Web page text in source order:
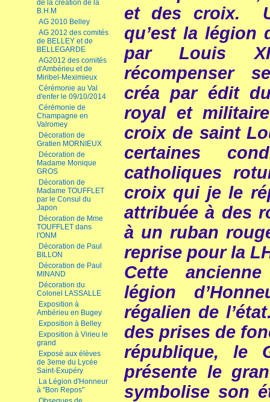
de la création de la
B.H.M
AG 2010 Belley
AG 2012 des comités
de BELLEY et de
BELLEGARDE
AG2012 des comités
d'Ambérieu et de
Miribel-Meximieux
Cérémonie au Val
d'enfer le 09/10/2014
Cérémonie de
Champagne en
Valromey
Décoration de
Gratien MORNIEUX
Décoration de
Madame Monique
GROS
Décoration de
Madame TOUFFLET
par le Consul du
Japon
Décoration de Mme
TOUFFLET dans
l'ONM
Décoration de Paul
BILLON
Décoration de Paul
MINAND
Décoration du
Colonel LASSALLE
Exposition à
Ambérieu en Bugey
Exposition à Belley
Exposition à Virieu le
grand
Exposé aux élèves
de 3eme du Lycée
Saint-Exupéry
La Légion d'Honneur
à "Bon Repos"
et des croix.
qu’est la légion
par Louis
récompenser
créa par édit
royal et
croix de saint
certaines
catholiques
croix qui je le
attribuée à des
à un ruban
reprise pour la
Cette
légion
régalien de
des prises de
république, le
présente le
symbolise son